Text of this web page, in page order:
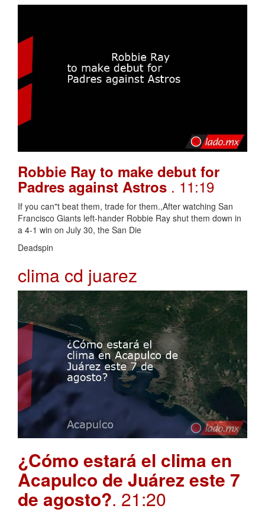
Robbie Ray to make debut for
Padres against Astros . 11:19
If you can"t beat them, trade for them.,After watching San
Francisco Giants left-hander Robbie Ray shut them down in
a 4-1 win on July 30, the San Die
Deadspin
clima cd juarez
¿Cómo estará el clima en
Acapulco de Juárez este 7
de agosto?. 21:20